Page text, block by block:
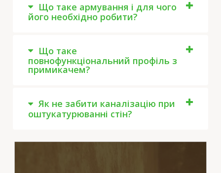
Що таке армування і для чого
його необхідно робити?
Що таке
повнофункціональний профіль з
примикачем?
Як не забити каналізацію при
оштукатурюванні стін?